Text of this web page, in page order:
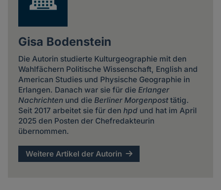
Gisa Bodenstein
Die Autorin studierte Kulturgeographie mit den
Wahlfächern Politische Wissenschaft, English and
American Studies und Physische Geographie in
Erlangen. Danach war sie für die Erlanger
Nachrichtenund die Berliner Morgenposttätig.
Seit 2017 arbeitet sie für den hpdund hat im April
2025 den Posten der Chefredakteurin
übernommen.
Weitere Artikel der Autorin